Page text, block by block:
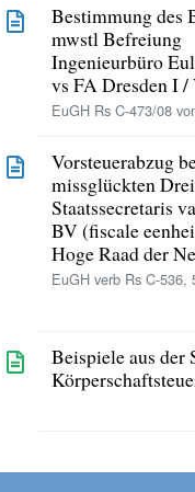
Bestimmung des
mwstl Befreiung
Ingenieurbüro
vs FA Dresden I /
EuGH Rs C-473/08
Vorsteuerabzug
missglückten
Staatssecretaris
BV (fiscale
Hoge Raad der
EuGH verb Rs C-
Beispiele aus der